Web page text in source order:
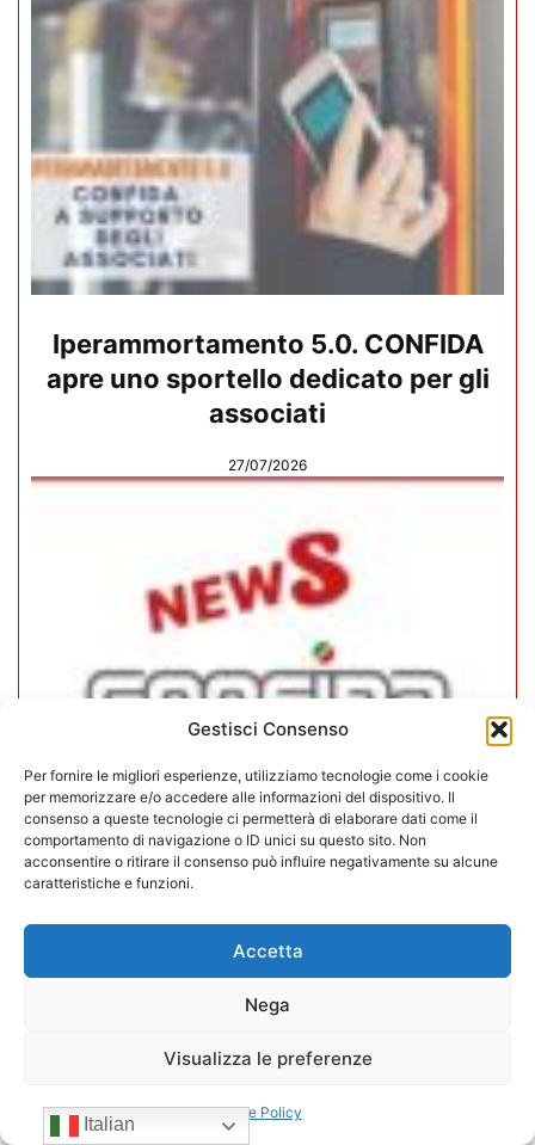
Gestisci Consenso
Per fornire le migliori esperienze, utilizziamo tecnologie come i cookie
per memorizzare e/o accedere alle informazioni del dispositivo. Il
consenso a queste tecnologie ci permetterà di elaborare dati come il
comportamento di navigazione o ID unici su questo sito. Non
acconsentire o ritirare il consenso può influire negativamente su alcune
caratteristiche e funzioni.
Accetta
Nega
Visualizza le preferenze
Cookie Policy
Iperammortamento 5.0. CONFIDA
apre uno sportello dedicato per gli
associati
27/07/2026
In CONFIDA l’ingresso di 4 nuovi
22/07/2026
Italian